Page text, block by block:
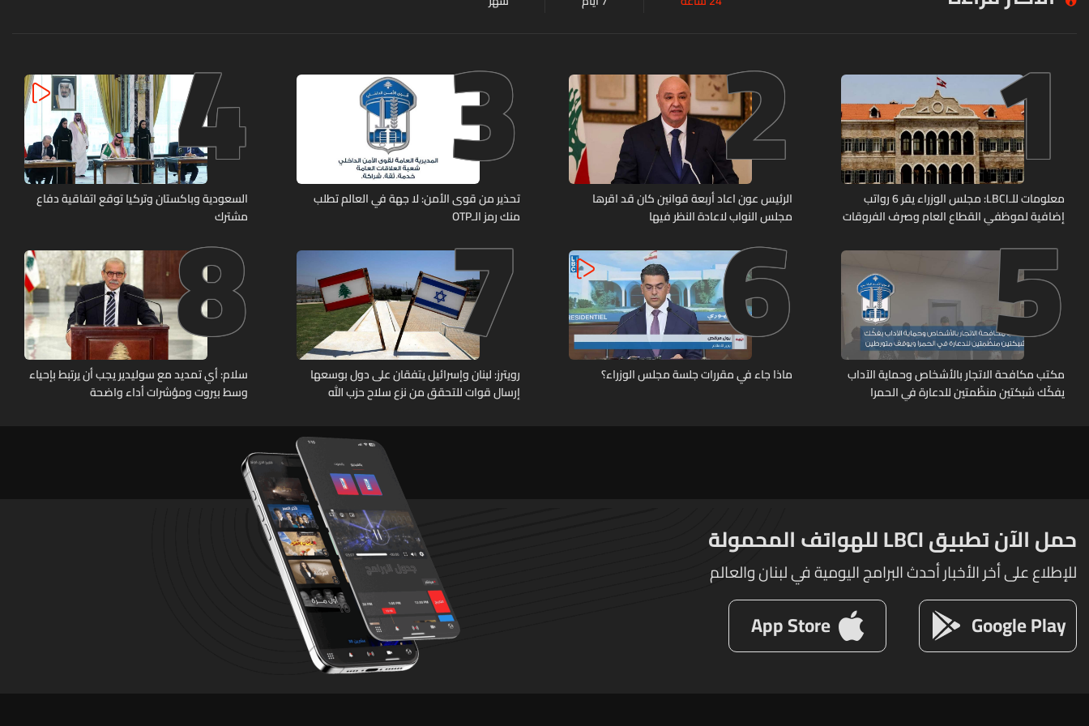
1
معلومات للـLBCI: مجلس الوزراء يقر 6 رواتب
إضافية لموظفي القطاع العام وصرف الفروقات
2
الرئيس عون اعاد أربعة قوانين كان قد اقرها
مجلس النواب لاعادة النظر فيها
3
تحذير من قوى الأمن: لا جهة في العالم تطلب
منك رمز الـOTP
4
السعودية وباكستان وتركيا توقع اتفاقية دفاع
مشترك
5
مكتب مكافحة الاتجار بالأشخاص وحماية الآداب
يفكّك شبكتين منظّمتين للدعارة في الحمرا
6
ماذا جاء في مقررات جلسة مجلس الوزراء؟ 7
رويترز: لبنان وإسرائيل يتفقان على دول بوسعها
إرسال قوات للتحقق من نزع سلاح حزب الله
8
سلام: أي تمديد مع سوليدير يجب أن يرتبط بإحياء
وسط بيروت ومؤشرات أداء واضحة
حمل الآن تطبيق LBCI للهواتف المحمولة
للإطلاع على أخر الأخبار أحدث البرامج اليومية في لبنان والعالم
Google Play
App Store